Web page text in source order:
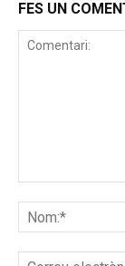
FES UN